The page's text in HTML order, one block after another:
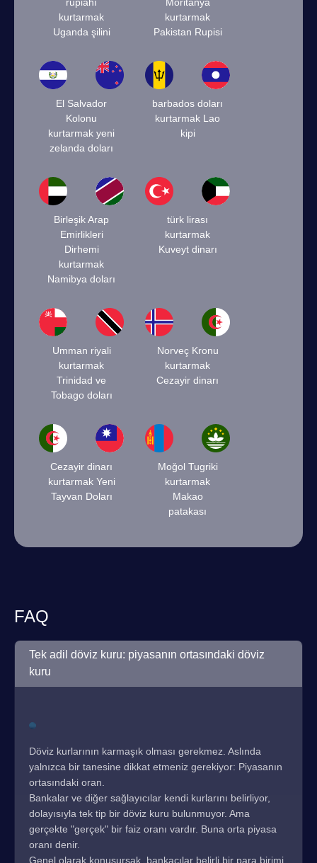
kurtarmak
Uganda şilini
kurtarmak
Pakistan Rupisi
El Salvador
Kolonu
kurtarmak yeni
zelanda doları
barbados doları
kurtarmak Lao
kipi
Birleşik Arap
Emirlikleri
Dirhemi
kurtarmak
Namibya doları
türk lirası
kurtarmak
Kuveyt dinarı
Umman riyali
kurtarmak
Trinidad ve
Tobago doları
Norveç Kronu
kurtarmak
Cezayir dinarı
Cezayir dinarı
kurtarmak Yeni
Tayvan Doları
Moğol Tugriki
kurtarmak
Makao
patakası
FAQ
Tek adil döviz kuru: piyasanın ortasındaki döviz
kuru
Döviz kurlarının karmaşık olması gerekmez. Aslında
yalnızca bir tanesine dikkat etmeniz gerekiyor: Piyasanın
ortasındaki oran.
Bankalar ve diğer sağlayıcılar kendi kurlarını belirliyor,
dolayısıyla tek tip bir döviz kuru bulunmuyor. Ama
gerçekte "gerçek" bir faiz oranı vardır. Buna orta piyasa
oranı denir.
Genel olarak konuşursak, bankacılar belirli bir para birimi